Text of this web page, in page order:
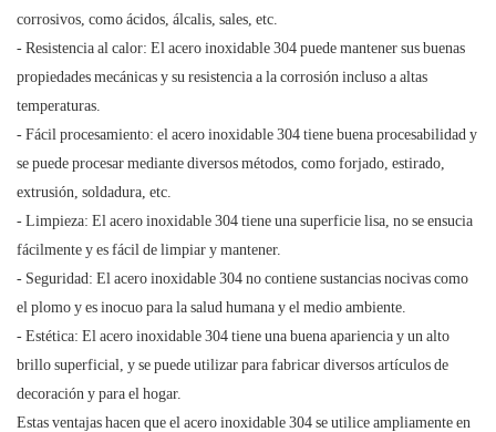
corrosivos, como ácidos, álcalis, sales, etc.
- Resistencia al calor: El acero inoxidable 304 puede mantener sus buenas
propiedades mecánicas y su resistencia a la corrosión incluso a altas
temperaturas.
- Fácil procesamiento: el acero inoxidable 304 tiene buena procesabilidad y
se puede procesar mediante diversos métodos, como forjado, estirado,
extrusión, soldadura, etc.
- Limpieza: El acero inoxidable 304 tiene una superficie lisa, no se ensucia
fácilmente y es fácil de limpiar y mantener.
- Seguridad: El acero inoxidable 304 no contiene sustancias nocivas como
el plomo y es inocuo para la salud humana y el medio ambiente.
- Estética: El acero inoxidable 304 tiene una buena apariencia y un alto
brillo superficial, y se puede utilizar para fabricar diversos artículos de
decoración y para el hogar.
Estas ventajas hacen que el acero inoxidable 304 se utilice ampliamente en